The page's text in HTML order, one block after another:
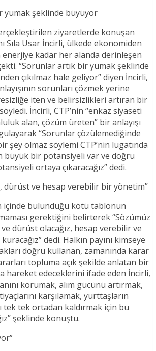
yumak şeklinde büyüyor
ziyaretlerde konuşan
Sıla Usar İncirli, ülkede ekonomiden
enerjiye kadar her alanda derinleşen
“Sorunlar artık bir yumak şeklinde
çıkılmaz hale geliyor” diyen İncirli,
sorunları çözmek yerine
iten ve belirsizlikleri artıran bir
İncirli, CTP’nin “enkaz siyaseti
alan, çözüm üreten” bir anlayışı
“Sorunlar çözülemediğinde
şey olmaz söylemi CTP’nin lugatında
büyük bir potansiyeli var ve doğru
ortaya çıkaracağız” dedi.
dürüst ve hesap verebilir bir yönetim”
içinde bulunduğu kötü tablonun
gerektiğini belirterek “Sözümüz
dürüst olacağız, hesap verebilir ve
dedi. Halkın payını kimseye
doğru kullanan, zamanında karar
topluma açık şekilde anlatan bir
hareket edeceklerini ifade eden İncirli,
korumak, alım gücünü artırmak,
karşılamak, yurttaşların
tek tek ortadan kaldırmak için bu
şeklinde konuştu.